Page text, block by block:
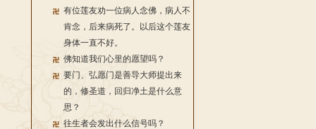
有位莲友劝一位病人念佛，病人不
肯念，后来病死了。以后这个莲友
身体一直不好。
佛知道我们心里的愿望吗？
要门、弘愿门是善导大师提出来
的，修圣道，回归净土是什么意
思？
往生者会发出什么信号吗？